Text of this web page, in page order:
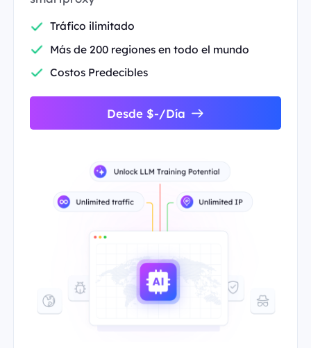
Tráfico ilimitado
Más de 200 regiones en todo el mundo
Costos Predecibles
Desde $-/Día